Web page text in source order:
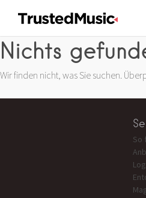
Nichts
Wir finden nicht, was Sie suchen.
So